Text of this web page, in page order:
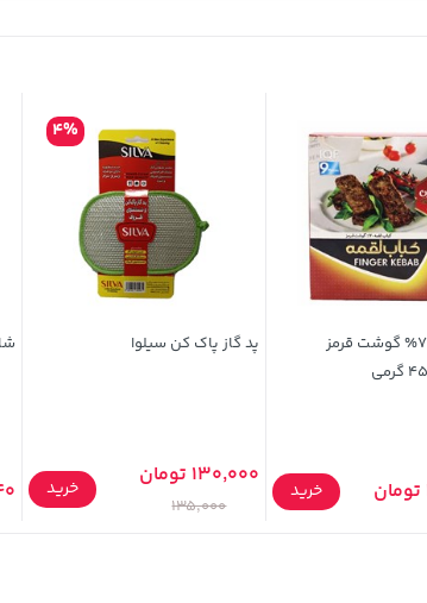
کباب لقمه 70% گوشت قرمز
خرید
پد گاز پاک کن سیلوا
4%
130,000 تومان
135,000
خرید